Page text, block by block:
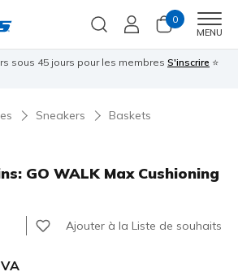
0
MENU
sous 45 jours pour les membres S'inscrire ⭐
Sneakers Baskets
GO WALK Max Cushioning
sur 5 Ajouter à la Liste de souhaits